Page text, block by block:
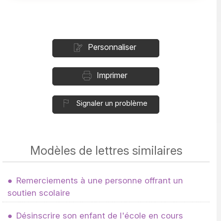
Personnaliser
Imprimer
Signaler un problème
Modèles de lettres similaires
Remerciements à une personne offrant un
soutien scolaire
Désinscrire son enfant de l'école en cours